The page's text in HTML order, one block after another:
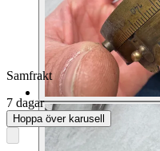
Samfrakt
7 dagar
Hoppa över karusell